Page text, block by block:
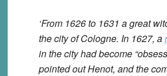
‘From 1626 to 1631 a great
the city of Cologne. In 1627, a
in the city had become
pointed out Henot, and the